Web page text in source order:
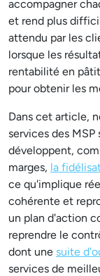
accompagner
et rend plus
attendu par les
lorsque les
rentabilité en
pour obtenir les
Dans cet article,
services des
développent,
marges, la
ce qu'implique
cohérente et
un plan d'action
reprendre le
dont une suite
services de